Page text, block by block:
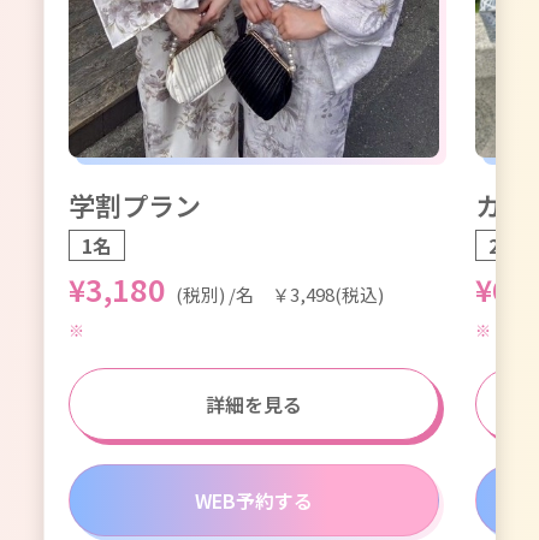
学割プラン
1名
¥3,180 (税別) /名 ￥3,498(税込)
詳細を見る
WEB予約する
カッ
2名1